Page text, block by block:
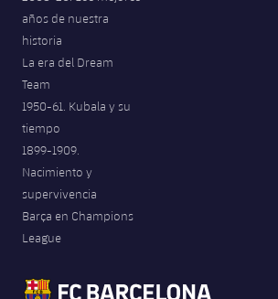
años de nuestra
historia
La era del Dream
Team
1950-61. Kubala y su
tiempo
1899-1909.
Nacimiento y
supervivencia
Barça en Champions
League